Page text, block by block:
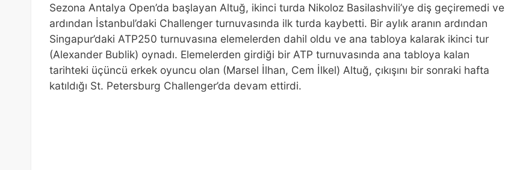
Sezona Antalya Open’da başlayan Altuğ, ikinci turda Nikoloz Basilashvili’ye diş geçiremedi ve
ardından İstanbul’daki Challenger turnuvasında ilk turda kaybetti. Bir aylık aranın ardından
Singapur’daki ATP250 turnuvasına elemelerden dahil oldu ve ana tabloya kalarak ikinci tur
(Alexander Bublik) oynadı. Elemelerden girdiği bir ATP turnuvasında ana tabloya kalan
tarihteki üçüncü erkek oyuncu olan (Marsel İlhan, Cem İlkel) Altuğ, çıkışını bir sonraki hafta
katıldığı St. Petersburg Challenger’da devam ettirdi.